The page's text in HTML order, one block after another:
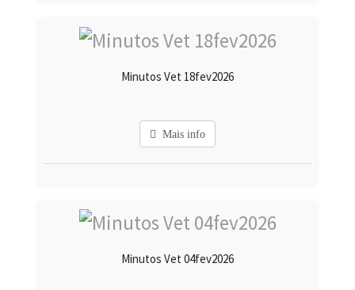
Minutos Vet 18fev2026
Mais info
Minutos Vet 04fev2026